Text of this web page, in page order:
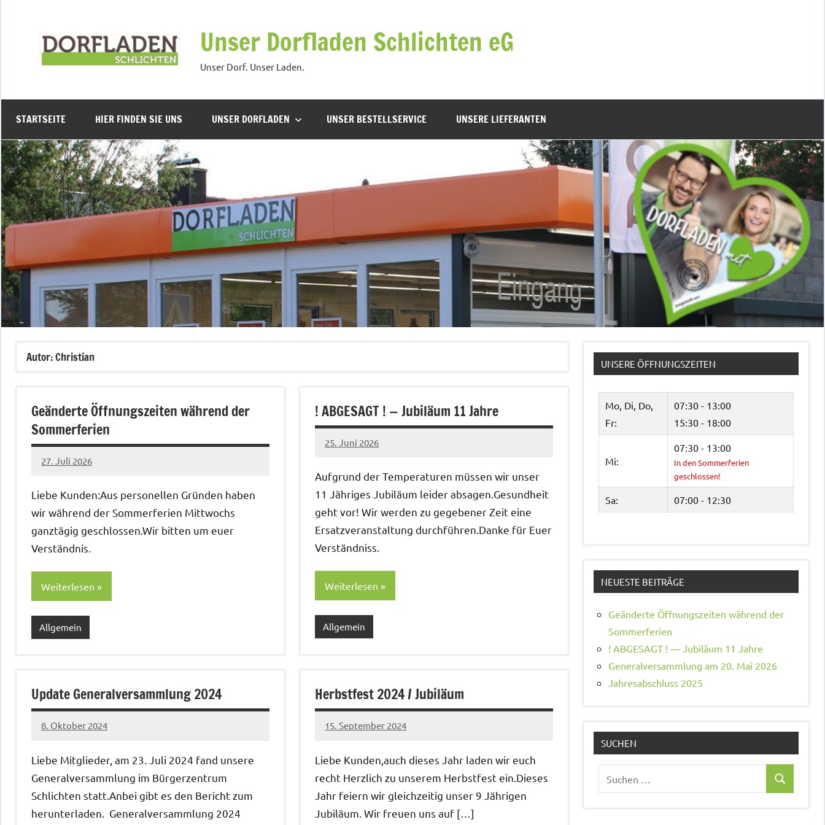
Unser Dorfladen Schlichten eG
Unser Dorf. Unser Laden.
STARTSEITE HIER FINDEN SIE UNS UNSER DORFLADEN UNSER BESTELLSERVICE UNSERE LIEFERANTEN
Autor:Christian
Geänderte Öffnungszeiten während der
Sommerferien
27. Juli 2026
Christian
Liebe Kun­den:Aus per­son­ellen Grün­den haben
wir während der Som­mer­fe­rien Mittwochs
ganztägig geschlossen.Wir bit­ten um euer
Verständnis.
Weiterlesen
Allgemein
! ABGESAGT ! — Jubiläum 11 Jahre
25. Juni 2026
Christian
Auf­grund der Tem­per­a­turen müssen wir unser
11 Jähriges Jubiläum lei­der absagen.Gesund­heit
geht vor! Wir wer­den zu gegeben­er Zeit eine
Ersatzver­anstal­tung durch­führen.Danke für Euer
Verständniss.
Weiterlesen
Allgemein
Update Generalversammlung 2024
8. Oktober 2024
Christian
Liebe Mit­glieder, am 23. Juli 2024 fand unsere
Gen­er­alver­samm­lung im Bürg­erzen­trum
Schlicht­en statt.Anbei gibt es den Bericht zum
herun­ter­laden. Gen­er­alver­samm­lung 2024
Herbstfest 2024 / Jubiläum
15. September 2024
Christian
Liebe Kun­den,auch dieses Jahr laden wir euch
recht Her­zlich zu unserem Herb­st­fest ein.Dieses
Jahr feiern wir gle­ichzeit­ig unser 9 Jähri­gen
Jubiläum. Wir freuen uns auf […]
UNSERE ÖFFNUNGSZEITEN
Mo, Di, Do,
Fr:
07:30 - 13:00
15:30 - 18:00
Mi:
07:30 - 13:00
In den Sommerferien
geschlossen!
Sa: 07:00 - 12:30
NEUESTE BEITRÄGE
Geänderte Öffnungszeiten während der
Sommerferien
! ABGESAGT ! — Jubiläum 11 Jahre
Generalversammlung am 20. Mai 2026
Jahresabschluss 2025
SUCHEN
nach:
Suchen